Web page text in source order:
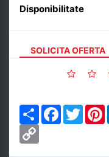
Disponibilitate
SOLICITA OFERTA
Share Facebook
Twitter